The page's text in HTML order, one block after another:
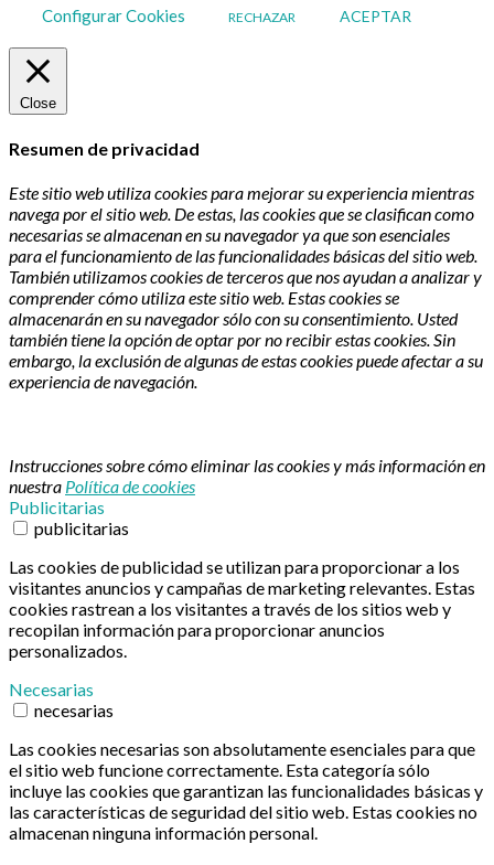
Configurar Cookies RECHAZAR ACEPTAR
Close
Resumen de privacidad
Este sitio web utiliza cookies para mejorar su experiencia mientras
navega por el sitio web. De estas, las cookies que se clasifican como
necesarias se almacenan en su navegador ya que son esenciales
para el funcionamiento de las funcionalidades básicas del sitio web.
También utilizamos cookies de terceros que nos ayudan a analizar y
comprender cómo utiliza este sitio web. Estas cookies se
almacenarán en su navegador sólo con su consentimiento. Usted
también tiene la opción de optar por no recibir estas cookies. Sin
embargo, la exclusión de algunas de estas cookies puede afectar a su
experiencia de navegación.
Instrucciones sobre cómo eliminar las cookies y más información en
nuestra Política de cookies
Publicitarias
publicitarias
Las cookies de publicidad se utilizan para proporcionar a los
visitantes anuncios y campañas de marketing relevantes. Estas
cookies rastrean a los visitantes a través de los sitios web y
recopilan información para proporcionar anuncios
personalizados.
Necesarias
necesarias
Las cookies necesarias son absolutamente esenciales para que
el sitio web funcione correctamente. Esta categoría sólo
incluye las cookies que garantizan las funcionalidades básicas y
las características de seguridad del sitio web. Estas cookies no
almacenan ninguna información personal.